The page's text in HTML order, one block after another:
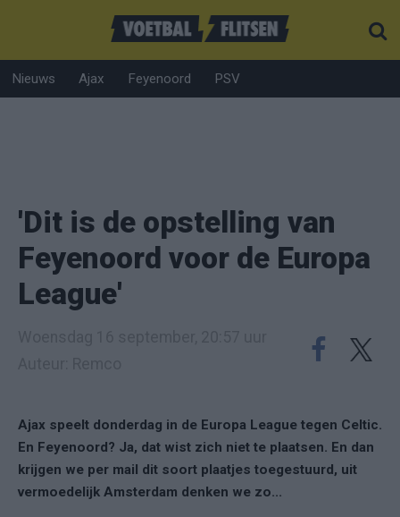
Nieuws Ajax Feyenoord PSV
'Dit is de opstelling van
Feyenoord voor de Europa
League'
Ajax speelt donderdag in de Europa League tegen Celtic.
En Feyenoord? Ja, dat wist zich niet te plaatsen. En dan
krijgen we per mail dit soort plaatjes toegestuurd, uit
vermoedelijk Amsterdam denken we zo...